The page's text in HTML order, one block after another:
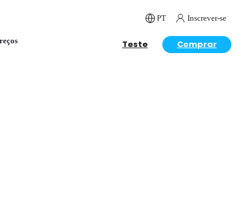
PT Inscrever-se
Teste Comprar